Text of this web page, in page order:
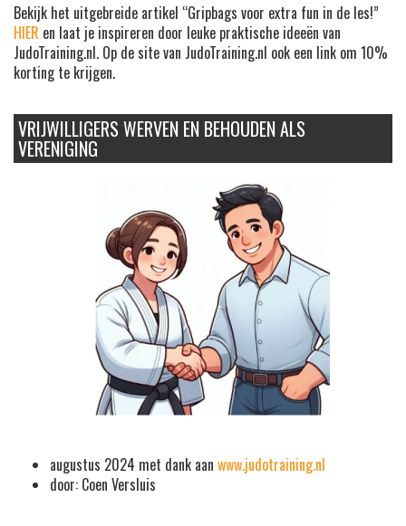
Bekijk het uitgebreide artikel “Gripbags voor extra fun in de les!”
HIER en laat je inspireren door leuke praktische ideeën van
JudoTraining.nl. Op de site van JudoTraining.nl ook een link om 10%
korting te krijgen.
VRIJWILLIGERS WERVEN EN BEHOUDEN ALS
VERENIGING
augustus 2024 met dank aan www.judotraining.nl
door: Coen Versluis